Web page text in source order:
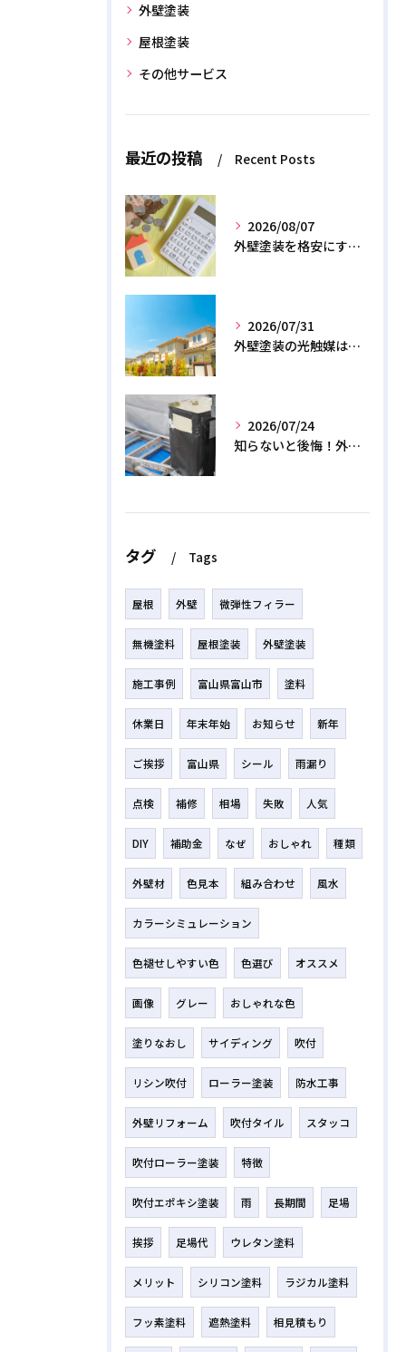
外壁塗装
屋根塗装
その他サービス
最近の投稿 Recent Posts
2026/08/07
外壁塗装を格安にする裏ワザ！専門店に直接頼むと数十万浮く？
2026/07/31
外壁塗装の光触媒は効果なし？デメリットと2026年のリアル
2026/07/24
知らないと後悔！外壁塗装で無機質塗料を選ぶデメリットと3つの罠
タグ Tags
屋根 外壁 微弾性フィラー
無機塗料 屋根塗装 外壁塗装
施工事例 富山県富山市 塗料
休業日 年末年始 お知らせ 新年
ご挨拶 富山県 シール 雨漏り
点検 補修 相場 失敗 人気
DIY 補助金 なぜ おしゃれ 種類
外壁材 色見本 組み合わせ 風水
カラーシミュレーション
色褪せしやすい色 色選び オススメ
画像 グレー おしゃれな色
塗りなおし サイディング 吹付
リシン吹付 ローラー塗装 防水工事
外壁リフォーム 吹付タイル スタッコ
吹付ローラー塗装 特徴
吹付エポキシ塗装 雨 長期間 足場
挨拶 足場代 ウレタン塗料
メリット シリコン塗料 ラジカル塗料
フッ素塗料 遮熱塗料 相見積もり